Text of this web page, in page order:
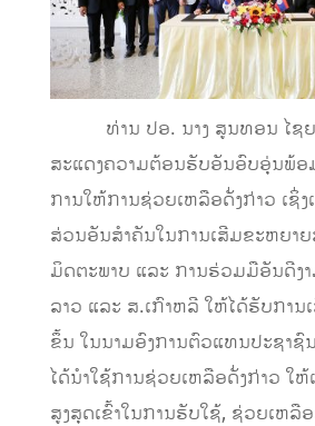
ທ່ານ ປອ. ນາງ ສູນທອນ ໄຊຍ
ສະແດງຄວາມຕ້ອນຮັບອັນອົບອຸ່ນພ້ອ
ການໃຫ້ການຊ່ວຍເຫລືອດັ່ງກ່າວ ເຊິ່
ສ່ວນອັນສໍາຄັນໃນການເສີມຂະຫຍາ
ມິດຕະພາບ ແລະ ການຮ່ວມມືອັນດີງ
ລາວ ແລະ ສ.ເກົາຫລີ ໃຫ້ໄດ້ຮັບການ
ຂຶ້ນ ໃນນາມອົງການຕົວແທນປະຊາຊົ
ໄດ້ນໍາໃຊ້ການຊ່ວຍເຫລືອດັ່ງກ່າວ ໃ
ສູງສຸດເຂົ້າໃນການຮັບໃຊ້, ຊ່ວຍເຫລື